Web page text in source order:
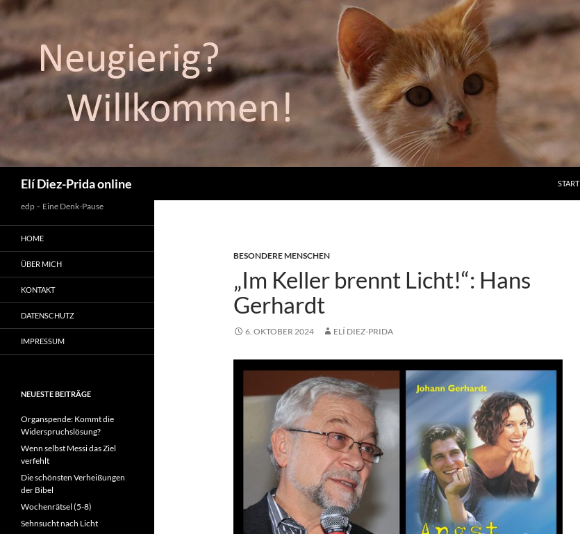
Elí Diez-Prida online
START
BESONDERE MENSCHEN
„Im Keller brennt Licht!“: Hans
Gerhardt
6. OKTOBER 2024 ELÍ DIEZ-PRIDA
edp – Eine Denk-Pause
HOME
ÜBER MICH
KONTAKT
DATENSCHUTZ
IMPRESSUM
NEUESTE BEITRÄGE
Organspende: Kommt die
Widerspruchslösung?
Wenn selbst Messi das Ziel
verfehlt
Die schönsten Verheißungen
der Bibel
Wochenrätsel (5-8)
Sehnsucht nach Licht